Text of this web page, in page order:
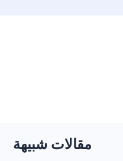
مقالات شبيهة